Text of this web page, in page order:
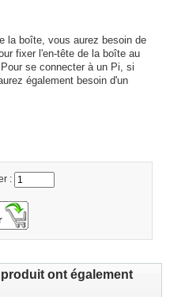
boîte, vous aurez besoin de
fixer l'en-tête de la boîte au
se connecter à un Pi, si
également besoin d'un
:
ont également